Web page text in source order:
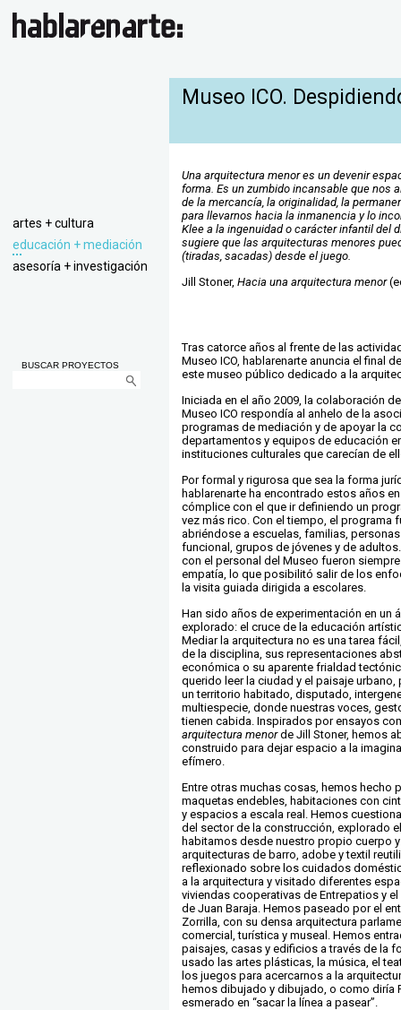
artes + cultura
educación + mediación
asesoría + investigación
BUSCAR PROYECTOS
Museo ICO.
Una arquitectura menor es un devenir
forma. Es un zumbido incansable que nos
de la mercancía, la originalidad, la
para llevarnos hacia la inmanencia y lo
Klee a la ingenuidad o carácter infantil del
sugiere que las arquitecturas menores
(tiradas, sacadas) desde el juego.
Jill Stoner, Hacia una arquitectura menor
Tras catorce años al frente de las
Museo ICO, hablarenarte anuncia el final
este museo público dedicado a la
Iniciada en el año 2009, la colaboración
Museo ICO respondía al anhelo de la
programas de mediación y de apoyar la
departamentos y equipos de educación
instituciones culturales que carecían de
Por formal y rigurosa que sea la forma
hablarenarte ha encontrado estos años
cómplice con el que ir definiendo un
vez más rico. Con el tiempo, el programa
abriéndose a escuelas, familias,
funcional, grupos de jóvenes y de
con el personal del Museo fueron
empatía, lo que posibilitó salir de los
la visita guiada dirigida a escolares.
Han sido años de experimentación en un
explorado: el cruce de la educación
Mediar la arquitectura no es una tarea
de la disciplina, sus representaciones
económica o su aparente frialdad
querido leer la ciudad y el paisaje
un territorio habitado, disputado,
multiespecie, donde nuestras voces,
tienen cabida. Inspirados por ensayos
arquitectura menorde Jill Stoner, hemos
construido para dejar espacio a la
efímero.
Entre otras muchas cosas, hemos hecho
maquetas endebles, habitaciones con
y espacios a escala real. Hemos
del sector de la construcción, explorado
habitamos desde nuestro propio cuerpo
arquitecturas de barro, adobe y textil
reflexionado sobre los cuidados
a la arquitectura y visitado diferentes
viviendas cooperativas de Entrepatios y
de Juan Baraja. Hemos paseado por el
Zorrilla, con su densa arquitectura
comercial, turística y museal. Hemos
paisajes, casas y edificios a través de la
usado las artes plásticas, la música, el
los juegos para acercarnos a la
hemos dibujado y dibujado, o como diría
esmerado en “sacar la línea a pasear”.